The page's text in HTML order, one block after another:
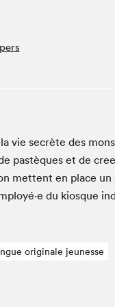
Matinées
Narra
Vitrine du
bleu au
vie secrète des
pastèques et de
met­tent en place
du kiosque
originale jeunesse